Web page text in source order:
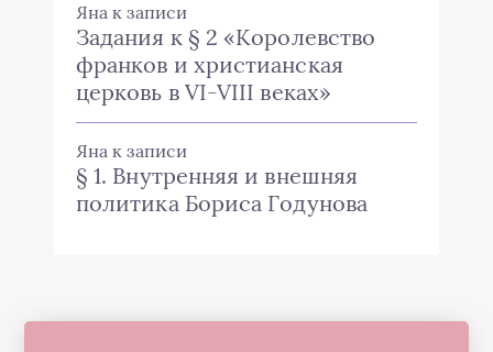
Яна к записи
Задания к § 2 «Королевство
франков и христианская
церковь в VI-VIII веках»
Яна к записи
§ 1. Внутренняя и внешняя
политика Бориса Годунова